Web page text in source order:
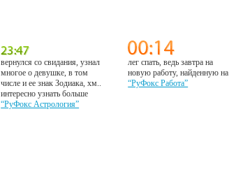
вернулся со свидания, узнал
многое о девушке, в том
числе и ее знак Зодиака, хм..
интересно узнать больше
“РуФокс Астрология”
лег спать, ведь завтра на
новую работу, найденную на
“РуФокс Работа”